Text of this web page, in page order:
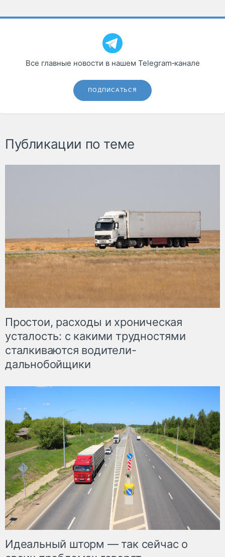
Все главные новости в нашем Telegram‑канале
ПОДПИСАТЬСЯ
Публикации по теме
Простои, расходы и хроническая
усталость: с какими трудностями
сталкиваются водители-
дальнобойщики
Идеальный шторм — так сейчас о